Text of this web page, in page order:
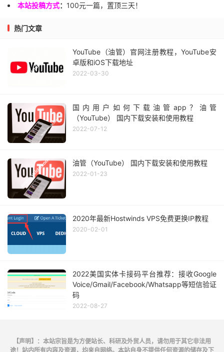
本站投稿方式： 100元一篇，置顶三天！
热门文章
YouTube（油管）官网注册教程，YouTube安
卓版和iOS下载地址
2022-03-30
国内用户如何下载油管app？油管
（YouTube） 国内下载安装和使用教程
2022-07-12
油管（YouTube） 国内下载安装和使用教程
2022-01-23
2020年最新Hostwinds VPS免费更换IP教程
2020-02-01
2022美国实体卡接码平台推荐：接收Google
Voice/Gmail/Facebook/Whatsapp等短信验证
码
2022-08-27
【声明】：本站宗旨是为方便站长、科研及外贸人员，请勿用于其它非法用
途！站内所有内容及资源，均来自网络。本站自身不提供任何资源的储存及下